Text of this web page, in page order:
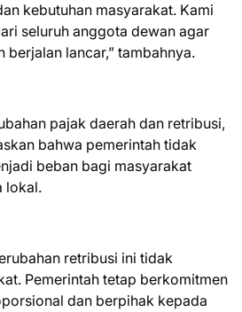
kebutuhan masyarakat. Kami
seluruh anggota dewan agar
berjalan lancar,” tambahnya.
pajak daerah dan retribusi,
bahwa pemerintah tidak
beban bagi masyarakat
lokal.
retribusi ini tidak
Pemerintah tetap berkomitmen
dan berpihak kepada